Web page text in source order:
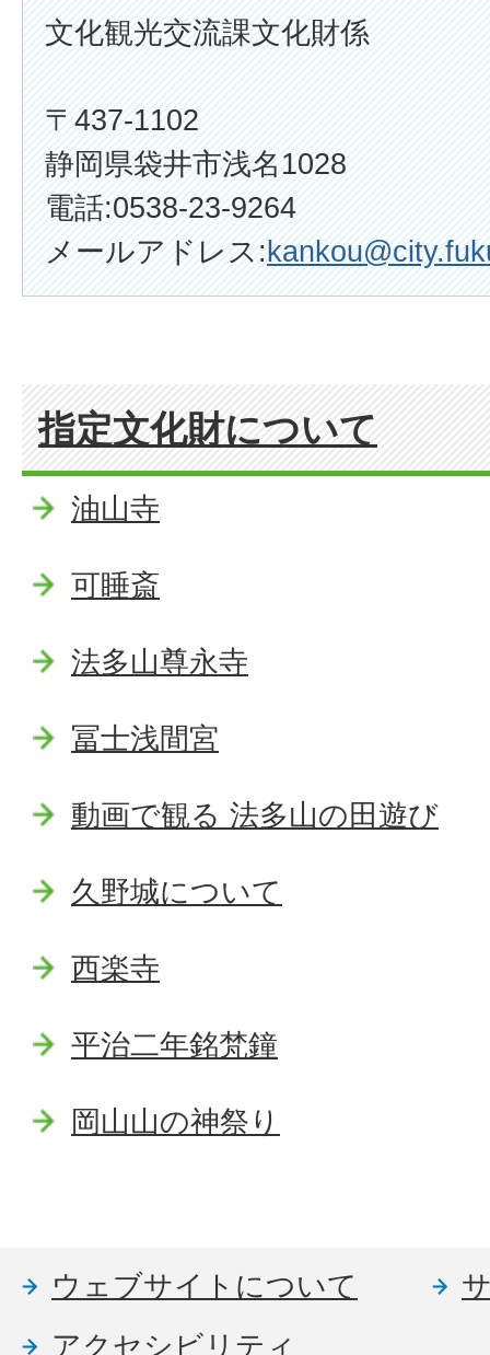
文化観光交流課文化財係
〒437-1102
静岡県袋井市浅名1028
電話:0538-23-9264
メールアドレス:
指定文化財について
油山寺
可睡斎
法多山尊永寺
冨士浅間宮
動画で観る 法多山の田遊び
久野城について
西楽寺
平治二年銘梵鐘
岡山山の神祭り
ウェブサイトについて
アクセシビリティ